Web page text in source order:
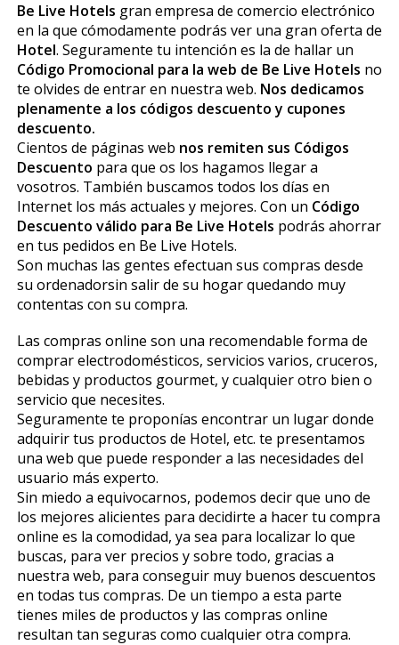
Be Live Hotels gran empresa de comercio electrónico
en la que cómodamente podrás ver una gran oferta de
Hotel. Seguramente tu intención es la de hallar un
Código Promocional para la web de Be Live Hotels no
te olvides de entrar en nuestra web. Nos dedicamos
plenamente a los códigos descuento y cupones
descuento.
Cientos de páginas web nos remiten sus Códigos
Descuento para que os los hagamos llegar a
vosotros. También buscamos todos los días en
Internet los más actuales y mejores. Con un Código
Descuento válido para Be Live Hotels podrás ahorrar
en tus pedidos en Be Live Hotels.
Son muchas las gentes efectuan sus compras desde
su ordenadorsin salir de su hogar quedando muy
contentas con su compra.
Las compras online son una recomendable forma de
comprar electrodomésticos, servicios varios, cruceros,
bebidas y productos gourmet, y cualquier otro bien o
servicio que necesites.
Seguramente te proponías encontrar un lugar donde
adquirir tus productos de Hotel, etc. te presentamos
una web que puede responder a las necesidades del
usuario más experto.
Sin miedo a equivocarnos, podemos decir que uno de
los mejores alicientes para decidirte a hacer tu compra
online es la comodidad, ya sea para localizar lo que
buscas, para ver precios y sobre todo, gracias a
nuestra web, para conseguir muy buenos descuentos
en todas tus compras. De un tiempo a esta parte
tienes miles de productos y las compras online
resultan tan seguras como cualquier otra compra.